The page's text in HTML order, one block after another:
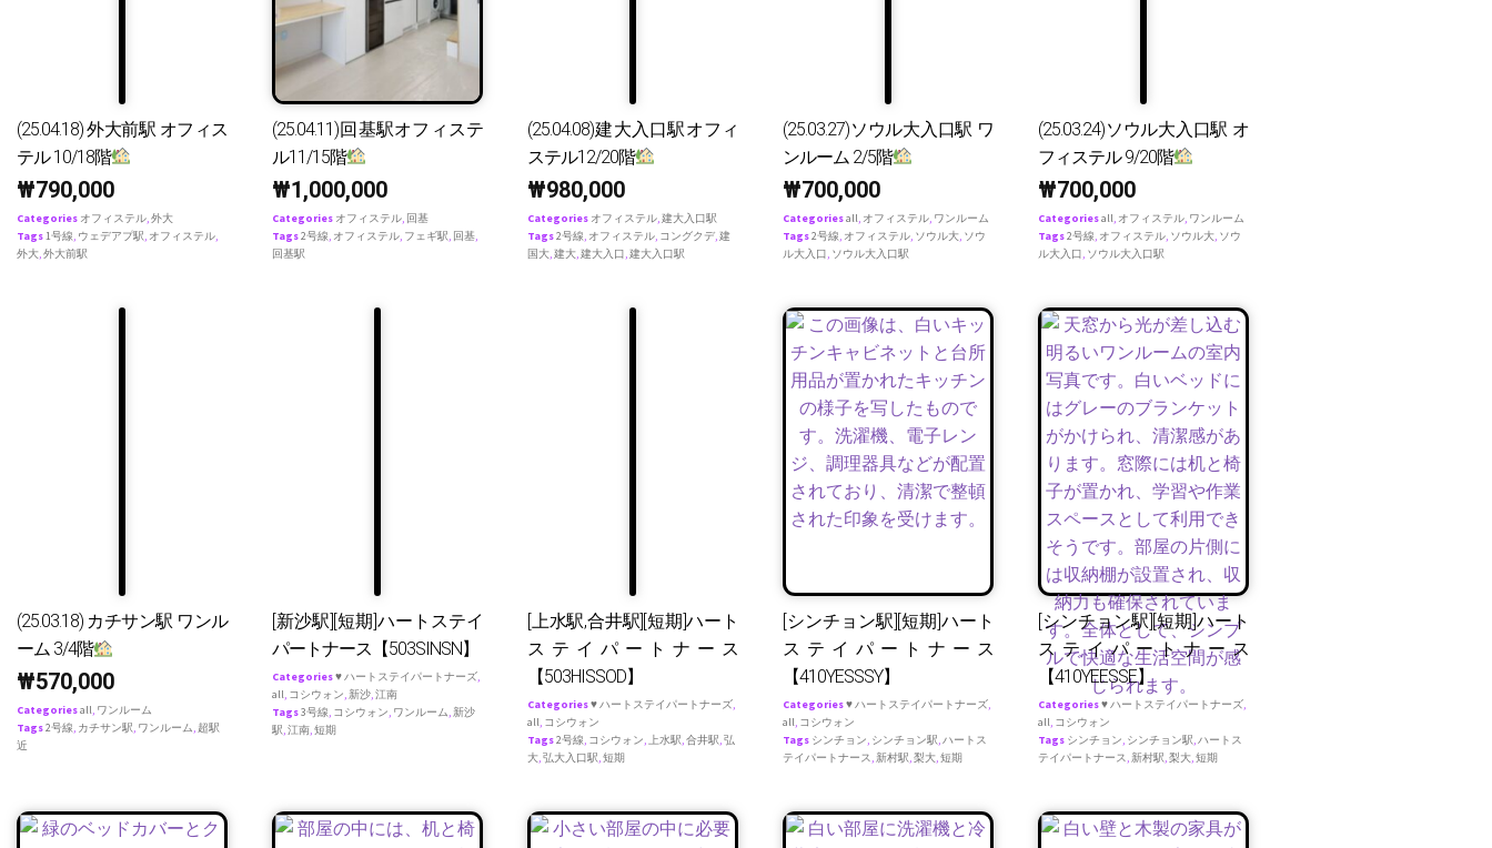
(25.04.18) 外大前駅 オフィス
テル 10/18階
₩790,000
Categories オフィステル,外大
Tags1号線, ウェデアプ駅, オフィステル,
外大,外大前駅
(25.04.11)回基駅オフィステ
ル11/15階
₩1,000,000
Categories オフィステル, 回基
Tags2号線, オフィステル, フェギ駅, 回基,
回基駅
(25.04.08)建大入口駅オフィ
ステル12/20階
₩980,000
Categories オフィステル,建大入口駅
Tags2号線, オフィステル, コングクデ,建
国大,建大,建大入口,建大入口駅
(25.03.27)ソウル大入口駅 ワ
ンルーム 2/5階
₩700,000
Categoriesall, オフィステル, ワンルーム
Tags2号線, オフィステル, ソウル大, ソウ
ル大入口, ソウル大入口駅
(25.03.24)ソウル大入口駅 オ
フィステル 9/20階
₩700,000
Categoriesall, オフィステル, ワンルーム
Tags2号線, オフィステル, ソウル大, ソウ
ル大入口, ソウル大入口駅
(25.03.18) カチサン駅 ワンル
ーム 3/4階
₩570,000
Categoriesall, ワンルーム
Tags2号線, カチサン駅, ワンルーム, 超駅
近
[新沙駅][短期]ハートステイ
パートナース【503SINSN】
Categories♥ ハートステイパートナーズ,
all, コシウォン,新沙,江南
Tags3号線, コシウォン, ワンルーム,新沙
駅,江南,短期
[上水駅,合井駅][短期]ハート
ステイパートナース
【503HISSOD】
Categories♥ ハートステイパートナーズ,
all, コシウォン
Tags2号線, コシウォン, 上水駅,合井駅,弘
大,弘大入口駅,短期
[シンチョン駅][短期]ハート
ステイパートナース
【410YESSSY】
Categories♥ ハートステイパートナーズ,
all, コシウォン
Tags シンチョン, シンチョン駅,ハートス
テイパートナース,新村駅,梨大,短期
[シンチョン駅][短期]ハート
ステイパートナース
【410YEESSE】
Categories♥ ハートステイパートナーズ,
all, コシウォン
Tags シンチョン, シンチョン駅,ハートス
テイパートナース,新村駅,梨大,短期